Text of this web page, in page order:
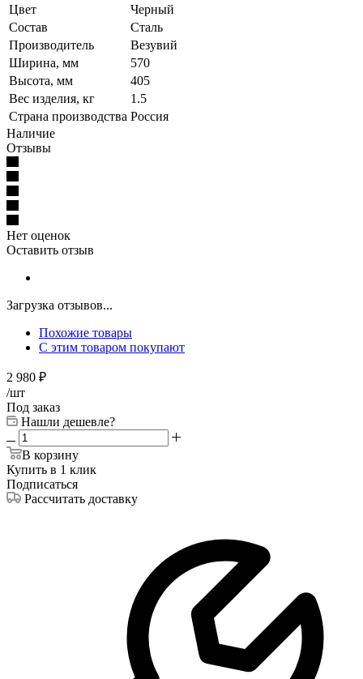
Цвет
Черный
Состав
Сталь
Производитель
Везувий
Ширина, мм
570
Высота, мм
405
Вес изделия, кг
1.5
Страна производства Россия
Наличие
Отзывы
Нет оценок
Оставить отзыв
Загрузка отзывов...
Похожие товары
С этим товаром покупают
2 980 ₽
/шт
Под заказ
Нашли дешевле?
В корзину
Купить в 1 клик
Подписаться
Рассчитать доставку